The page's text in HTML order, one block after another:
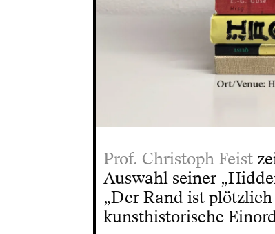
Prof. Christoph Feist
Auswahl seiner
„Der Rand ist
kunsthistorische